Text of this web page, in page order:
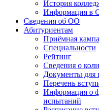
История
Информация в
Сведения об ОО
Абитуриентам
Приёмная
Специальности
Рейтинг
Сведения о
Документы для
Перечень
Информация о
испытаний